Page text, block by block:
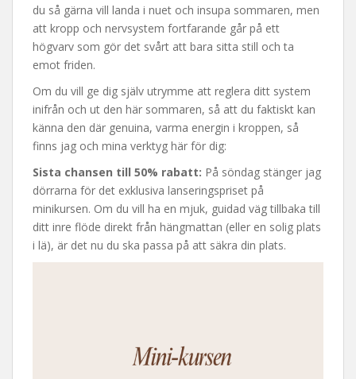
du så gärna vill landa i nuet och insupa sommaren, men
att kropp och nervsystem fortfarande går på ett
högvarv som gör det svårt att bara sitta still och ta
emot friden.
Om du vill ge dig själv utrymme att reglera ditt system
inifrån och ut den här sommaren, så att du faktiskt kan
känna den där genuina, varma energin i kroppen, så
finns jag och mina verktyg här för dig:
Sista chansen till 50% rabatt: På söndag stänger jag
dörrarna för det exklusiva lanseringspriset på
minikursen. Om du vill ha en mjuk, guidad väg tillbaka till
ditt inre flöde direkt från hängmattan (eller en solig plats
i lä), är det nu du ska passa på att säkra din plats.